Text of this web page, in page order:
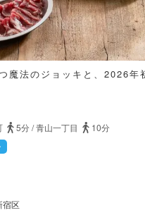
魔法のジョッキと、2026年
5分/青山一丁目
10分
区